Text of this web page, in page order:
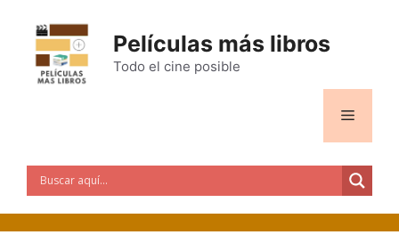
contenido
Películas más libros
Todo el cine posible
Menú